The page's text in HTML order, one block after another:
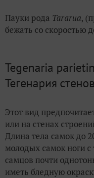
Пауки рода Tararua,
бежать со скоростью
Tegenaria
Тегенария
Этот вид
или на стенах
Длина тела самок до
молодых самок ноги
самцов почти
иметь бледную